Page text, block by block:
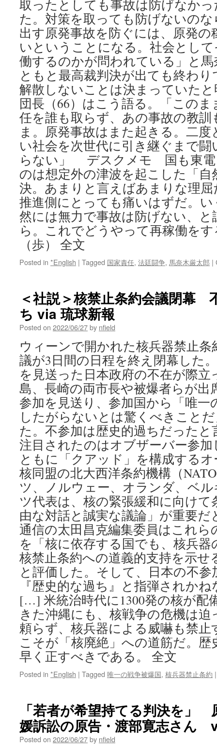
取ったとしても事故は防げなか
た。対策を取っても防げないの
出す原発事故を防ぐには、原発
いということになる。社会とし
働するのかが問われている」と
ともと最高裁判決が出ても終わ
解散しないことは決まっていた
団長（66）はこう語る。「この
任を誰も取らず、あの事故の教
ま。原発事故はまた起きる。二
い社会を次世代に引き継ぐまで
らない」 デスクメモ 国も東電
のは想定外の津波を起こした「自
決。あまりと言えばあまりな理
推進側にとっても痛いはずだ。
然には無力で事故は防げない、
ら。これでどうやって再稼働を
（歩） 全文
Posted in *English | Tagged 国家責任, 法廷闘争, 馬奈木厳太郎 |
＜社説＞核禁止条約会議閉幕
ち via 琉球新報
Posted on 2022/06/27by nfield
ウィーンで開かれた核兵器禁止条
議が3日間の日程を終え閉幕した
を見送った日本政府の不在が際
島、長崎の両市長や被爆者らが出
参加を見送り、参加国から「唯一
したがらないとは驚くべきこと
た。不参加は歴史的過ちだった
注目されたのはオブザーバー参
ともに「クアッド」を構成する
核同盟の北大西洋条約機構（
ツ、ノルウェー、オランダ、ベ
ツ代表は、核の緊張緩和に向けて
由な対話と誠実な議論」が重要
通信の太田昌克編集委員はこれ
を「核に依存する国でも、核兵
核禁止条約への道義的支持を示せ
と評価した。そして、日本の不
『歴史的な過ち』と指弾されか
[…] 米統治時代に1300発の核が配
きた沖縄にも、核戦争の危機は
頼らず、核兵器による威嚇も禁止
こそが「核廃絶」への道筋だ。
早く正すべきである。 全文
Posted in *English | Tagged 唯一の戦争被爆国, 核兵器禁止条約 |
「若者が希望持てる判決を」
媛訴訟の原告・渡部寛志さん
Posted on 2022/06/27by nfield